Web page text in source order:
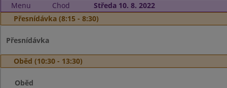
Menu Chod
Středa 10. 8. 2022
Přesnídávka (8:15 - 8:30)
Přesnídávka
Oběd (10:30 - 13:30)
Oběd